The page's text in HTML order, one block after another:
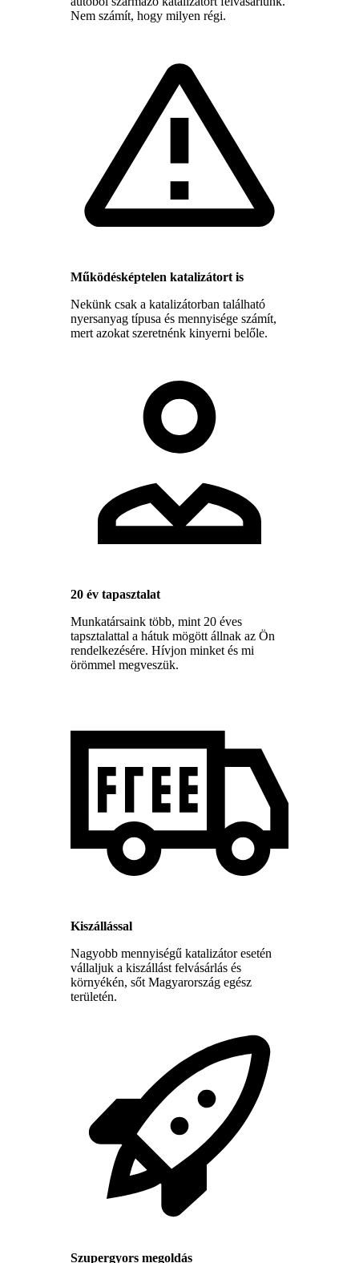
Nem számít, hogy milyen régi.
Működésképtelen katalizátort is
Nekünk csak a katalizátorban található
nyersanyag típusa és mennyisége számít,
mert azokat szeretnénk kinyerni belőle.
20 év tapasztalat
Munkatársaink több, mint 20 éves
tapsztalattal a hátuk mögött állnak az Ön
rendelkezésére. Hívjon minket és mi
örömmel megveszük.
Kiszállással
Nagyobb mennyiségű katalizátor esetén
vállaljuk a kiszállást felvásárlás és
környékén, sőt Magyarország egész
területén.
Szupergyors megoldás